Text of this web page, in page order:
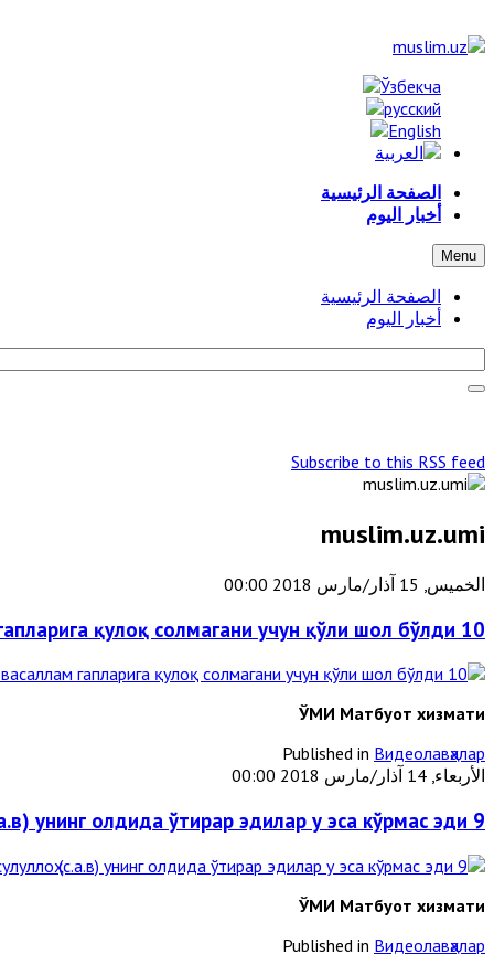
الصفحة الرئيسية
أخبار اليوم
Menu
الصفحة الرئيسية
أخبار اليوم
Subscribe to this RSS feed
muslim.uz.umi
الخميس, 15 آذار/مارس 2018 00:00
10 мўъжиза: Расулуллоҳ соллаллоҳу алайҳи васаллам гапларига қулоқ солмагани учун қўли шол бўлди
ЎМИ Матбуот хизмати
Published in Видеолавҳалар
الأربعاء, 14 آذار/مارس 2018 00:00
9 мўъжиза: Расулуллоҳ (с.а.в) унинг олдида ўтирар эдилар у эса кўрмас эди
ЎМИ Матбуот хизмати
Published in Видеолавҳалар